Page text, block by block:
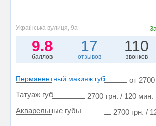
Українська вулиця, 9а
9.8
баллов
17
отзывов
110
звонков
Перманентный макияж губ
от
Татуаж губ
2700 грн. / 120 мин.
Акварельные губы
2700 грн. /